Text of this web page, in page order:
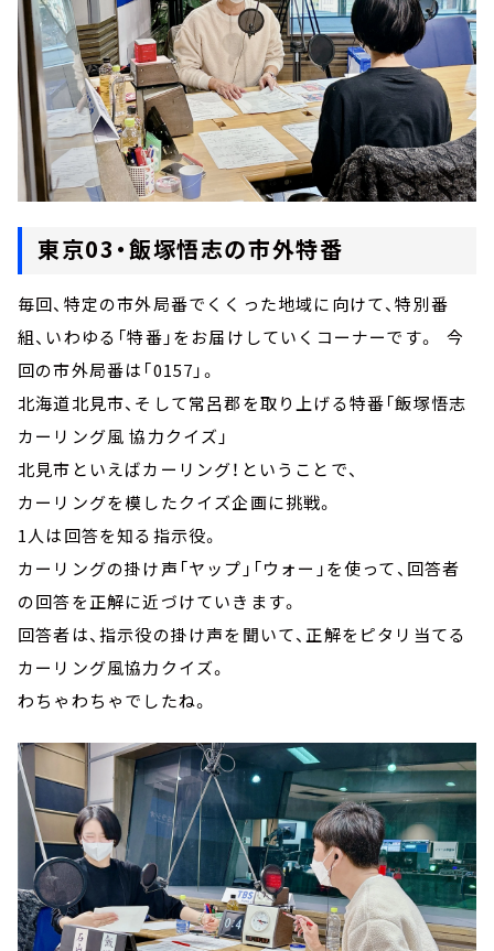
東京03・飯塚悟志の市外特番
毎回、特定の市外局番でくくった地域に向けて、特別番
組、いわゆる「特番」をお届けしていくコーナーです。 今
回の市外局番は「0157」。
北海道北見市、そして常呂郡を取り上げる特番「飯塚悟志
カーリング風 協力クイズ」
北見市といえばカーリング！ということで、
カーリングを模したクイズ企画に挑戦。
1人は回答を知る指示役。
カーリングの掛け声「ヤップ」「ウォー」を使って、回答者
の回答を正解に近づけていきます。
回答者は、指示役の掛け声を聞いて、正解をピタリ当てる
カーリング風協力クイズ。
わちゃわちゃでしたね。